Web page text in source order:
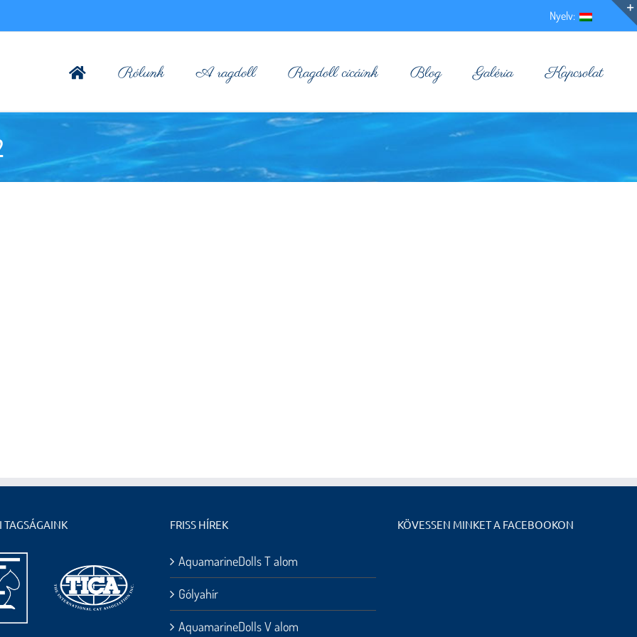
Nyelv:
Rólunk A ragdoll Ragdoll cicáink Blog Galéria Kapcsolat
TAGSÁGAINK FRISS HÍREK
AquamarineDolls T alom
Gólyahír
AquamarineDolls V alom
KÖVESSEN MINKET A FACEBOOKON